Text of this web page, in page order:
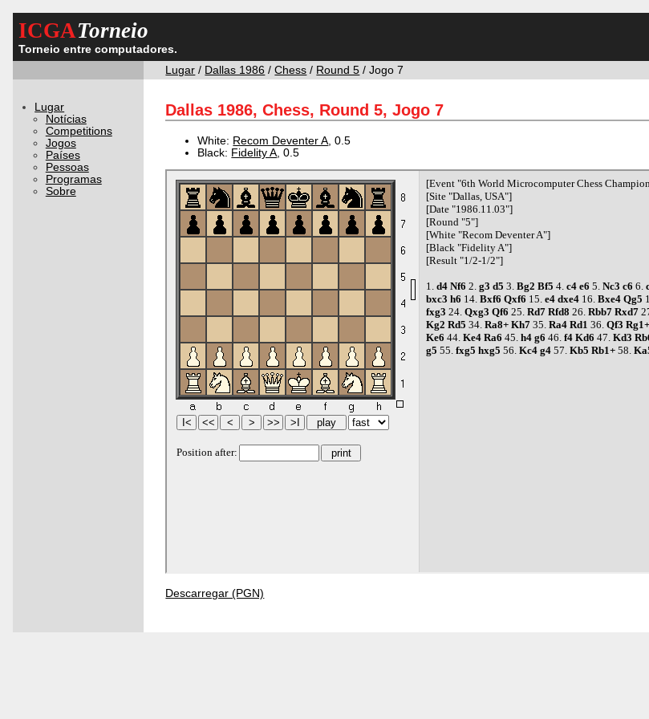
ICGATorneio
Torneio entre computadores.
Lugar / Dallas 1986 /Chess / Round 5 / Jogo 7
Lugar
Notícias
Competitions
Jogos
Países
Pessoas
Programas
Sobre
Dallas 1986, Chess, Round 5, Jogo 7
White: Recom Deventer A , 0.5
Black: Fidelity A , 0.5
Descarregar (PGN)